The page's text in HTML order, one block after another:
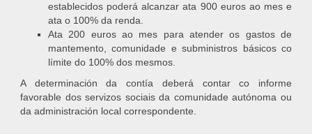
establecidos poderá alcanzar ata 900 euros ao mes e
ata o 100% da renda.
Ata 200 euros ao mes para atender os gastos de
mantemento, comunidade e subministros básicos co
límite do 100% dos mesmos.
A determinación da contía deberá contar co informe
favorable dos servizos sociais da comunidade autónoma ou
da administración local correspondente.